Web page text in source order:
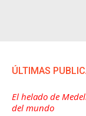
ÚLTIMAS
El helado de
del mundo